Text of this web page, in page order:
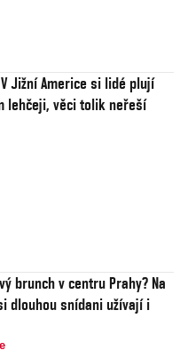
Jižní Americe si lidé plují
lehčeji, věci tolik neřeší
brunch v centru Prahy? Na
dlouhou snídani užívají i